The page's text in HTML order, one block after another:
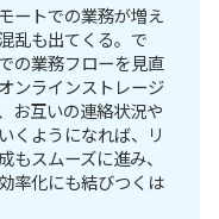
ートでの業務が増え
乱も出てくる。で
の業務フローを見直
ンラインストレージ
お互いの連絡状況や
くようになれば、リ
もスムーズに進み、
率化にも結びつくは